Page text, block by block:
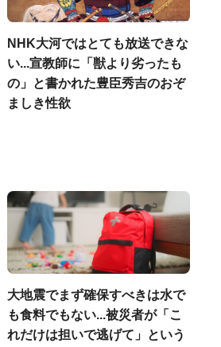
NHK大河ではとても放送できな
い...宣教師に「獣より劣ったも
の」と書かれた豊臣秀吉のおぞ
ましき性欲
大地震でまず確保すべきは水で
も食料でもない...被災者が「こ
れだけは担いで逃げて」という